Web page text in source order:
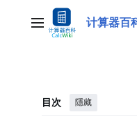
主選單 计算器百
目次 隱藏